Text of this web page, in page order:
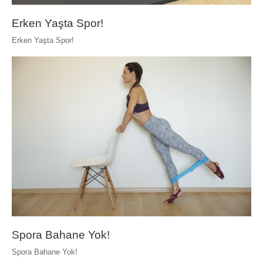
Erken Yaşta Spor!
Erken Yaşta Spor!
Spora Bahane Yok!
Spora Bahane Yok!